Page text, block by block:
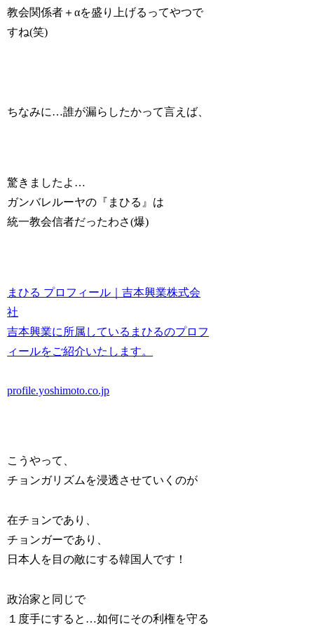
教会関係者＋αを盛り上げるってやつで
すね(笑)
ちなみに…誰が漏らしたかって言えば、
驚きましたよ…
ガンバレルーヤの『まひる』は
統一教会信者だったわさ(爆)
まひる プロフィール｜吉本興業株式会
社
吉本興業に所属しているまひるのプロフ
ィールをご紹介いたします。
profile.yoshimoto.co.jp
こうやって、
チョンガリズムを浸透させていくのが
在チョンであり、
チョンガーであり、
日本人を目の敵にする韓国人です！
政治家と同じで
１度手にすると…如何にその利権を守る